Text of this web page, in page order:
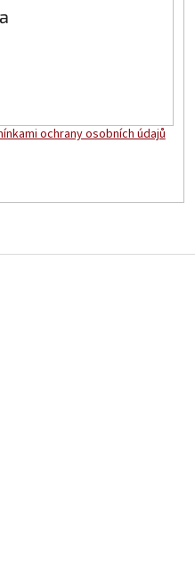
ochrany osobních údajů